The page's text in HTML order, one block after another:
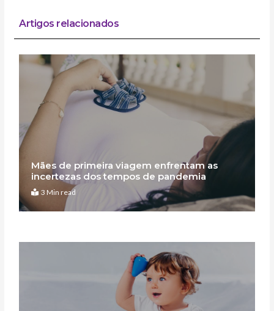
Artigos relacionados
Mães de primeira viagem enfrentam as
incertezas dos tempos de pandemia
3 Min read